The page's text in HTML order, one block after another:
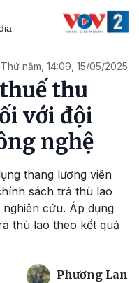
Thứ năm, 14:09, 15/05/2025
thu
với đội
nghệ
thang lương viên
sách trả thù lao
cứu. Áp dụng
thù lao theo kết quả
Phương Lan